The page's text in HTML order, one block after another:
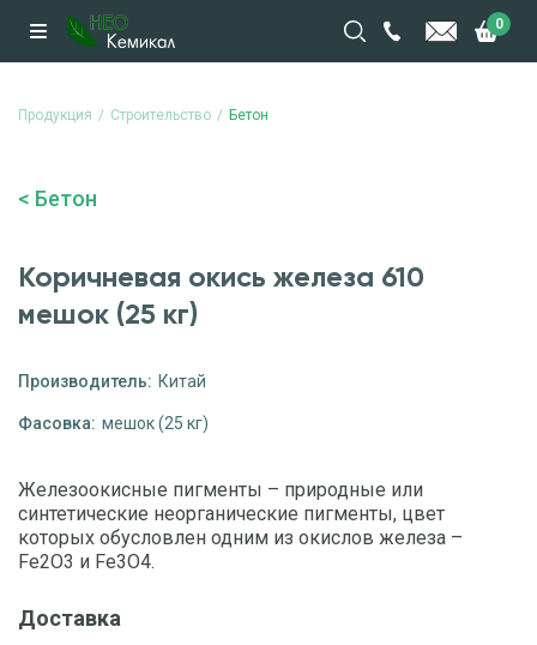
0
Продукция Строительство Бетон
Бетон
Коричневая окись железа 610
мешок (25 кг)
Производитель: Китай
Фасовка: мешок (25 кг)
Железоокисные пигменты – природные или
синтетические неорганические пигменты, цвет
которых обусловлен одним из окислов железа –
Fe2O3 и Fe3O4.
Доставка